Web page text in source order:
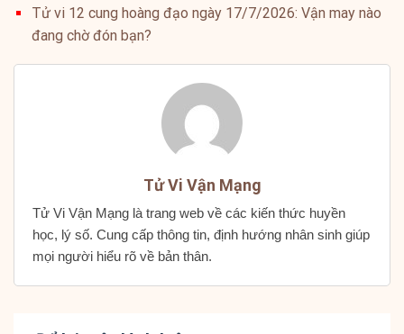
Tử vi 12 cung hoàng đạo ngày 17/7/2026: Vận may nào
đang chờ đón bạn?
Tử Vi Vận Mạng
Tử Vi Vận Mạng là trang web về các kiến thức huyền
học, lý số. Cung cấp thông tin, định hướng nhân sinh giúp
mọi người hiểu rõ về bản thân.